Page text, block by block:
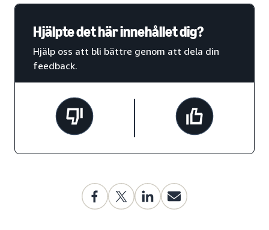
Hjälpte det här innehållet dig?
Hjälp oss att bli bättre genom att dela din
feedback.